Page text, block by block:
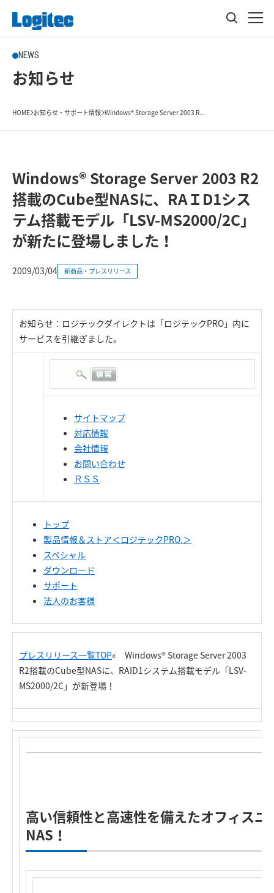
NEWS
お知らせ
HOME お知らせ・サポート情報 Windows® Storage Server 2003 R...
Windows® Storage Server 2003 R2
搭載のCube型NASに、RAＩD1シス
テム搭載モデル「LSV-MS2000/2C」
が新たに登場しました！
2009/03/04 新商品・プレスリリース
お知らせ：ロジテックダイレクトは「ロジテックPRO」内に
サービスを引継ぎました。
サイトマップ
対応情報
会社情報
お問い合わせ
ＲＳＳ
トップ
製品情報＆ストア＜ロジテックPRO.＞
スペシャル
ダウンロード
サポート
法人のお客様
プレスリリース一覧TOP« Windows® Storage Server 2003
R2搭載のCube型NASに、RAID1システム搭載モデル「LSV-
MS2000/2C」が新登場！
高い信頼性と高速性を備えたオフィス
NAS！